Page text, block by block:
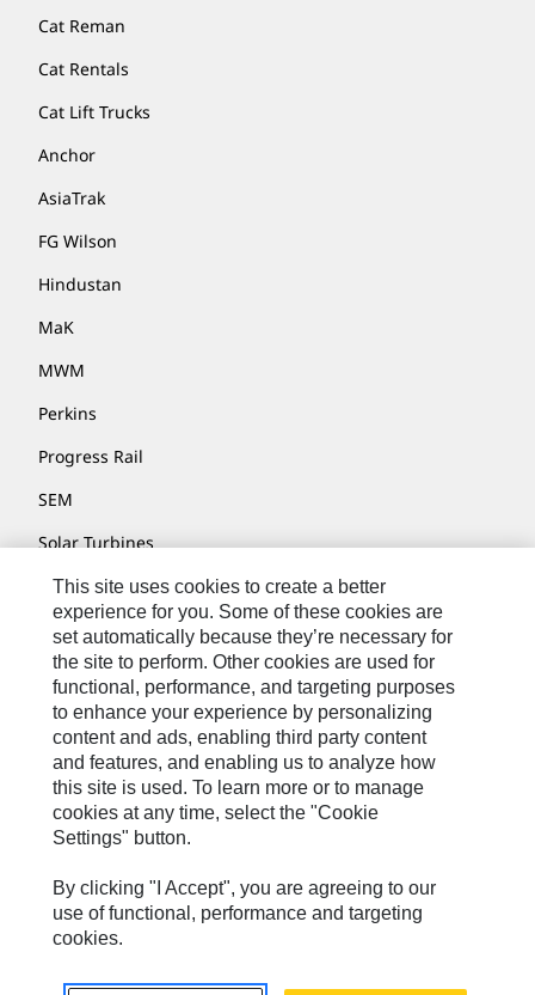
Cat Reman
Cat Rentals
Cat Lift Trucks
Anchor
AsiaTrak
FG Wilson
Hindustan
MaK
MWM
Perkins
Progress Rail
SEM
Solar Turbines
SPM Oil & Gas
Turner Powertrain Systems
Contact
Site Map
Cookie Settings
Legal
Privacy
Cat.com
This site uses cookies to create a better
experience for you. Some of these cookies are
set automatically because they’re necessary for
the site to perform. Other cookies are used for
functional, performance, and targeting purposes
to enhance your experience by personalizing
content and ads, enabling third party content
and features, and enabling us to analyze how
this site is used. To learn more or to manage
cookies at any time, select the "Cookie
Settings" button.
By clicking "I Accept", you are agreeing to our
use of functional, performance and targeting
cookies.